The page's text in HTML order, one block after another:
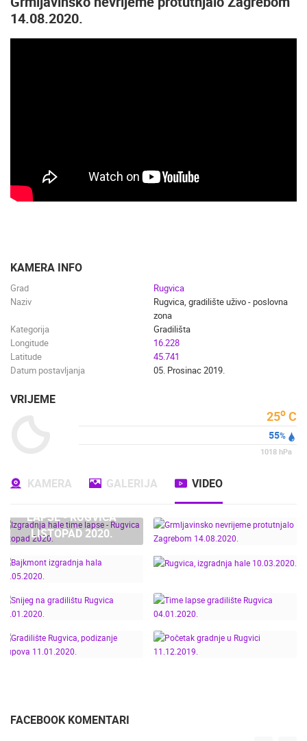
14.08.2020.
KAMERA INFO
Grad
Rugvica
Naziv
Rugvica, gradilište uživo - poslovna
zona
Kategorija
Gradilišta
Longitude
16.228
Latitude
45.741
Datum postavljanja
05. Prosinac 2019.
VRIJEME
25o C
55%
1018 hPa
KAMERA GALERIJA
VIDEO
LAPSE - RUGVICA
LISTOPAD 2020.
GRMLJAVINSKO
ZAGREBOM 14.08.2020.
HALA 12.05.2020.
RUGVICA, IZGRADNJA
TIME LAPSE
11.01.2020.
FACEBOOK KOMENTARI